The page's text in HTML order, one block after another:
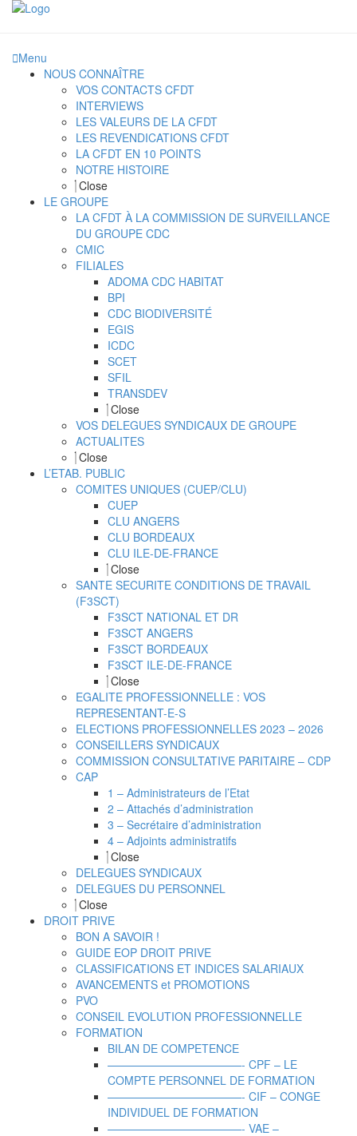
Menu
NOUS CONNAÎTRE
VOS CONTACTS CFDT
INTERVIEWS
LES VALEURS DE LA CFDT
LES REVENDICATIONS CFDT
LA CFDT EN 10 POINTS
NOTRE HISTOIRE
Close
LE GROUPE
LA CFDT À LA COMMISSION DE SURVEILLANCE
DU GROUPE CDC
CMIC
FILIALES
ADOMA CDC HABITAT
BPI
CDC BIODIVERSITÉ
EGIS
ICDC
SCET
SFIL
TRANSDEV
Close
VOS DELEGUES SYNDICAUX DE GROUPE
ACTUALITES
Close
L’ETAB. PUBLIC
COMITES UNIQUES (CUEP/CLU)
CUEP
CLU ANGERS
CLU BORDEAUX
CLU ILE-DE-FRANCE
Close
SANTE SECURITE CONDITIONS DE TRAVAIL
(F3SCT)
F3SCT NATIONAL ET DR
F3SCT ANGERS
F3SCT BORDEAUX
F3SCT ILE-DE-FRANCE
Close
EGALITE PROFESSIONNELLE : VOS
REPRESENTANT-E-S
ELECTIONS PROFESSIONNELLES 2023 – 2026
CONSEILLERS SYNDICAUX
COMMISSION CONSULTATIVE PARITAIRE – CDP
CAP
1 – Administrateurs de l’Etat
2 – Attachés d’administration
3 – Secrétaire d’administration
4 – Adjoints administratifs
Close
DELEGUES SYNDICAUX
DELEGUES DU PERSONNEL
Close
DROIT PRIVE
BON A SAVOIR !
GUIDE EOP DROIT PRIVE
CLASSIFICATIONS ET INDICES SALARIAUX
AVANCEMENTS et PROMOTIONS
PVO
CONSEIL EVOLUTION PROFESSIONNELLE
FORMATION
BILAN DE COMPETENCE
————————————- CPF – LE
COMPTE PERSONNEL DE FORMATION
————————————- CIF – CONGE
INDIVIDUEL DE FORMATION
————————————- VAE –